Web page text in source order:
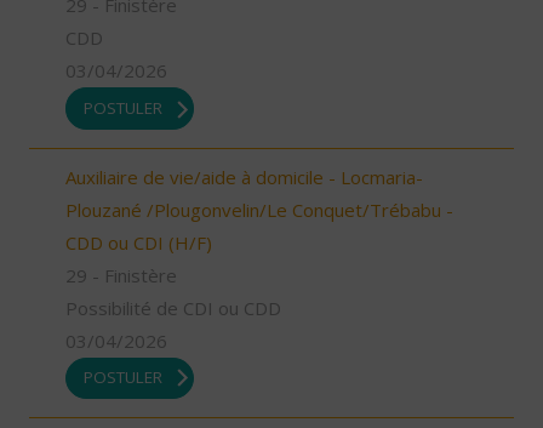
29 - Finistère
CDD
03/04/2026
POSTULER
Auxiliaire de vie/aide à domicile - Locmaria-
Plouzané /Plougonvelin/Le Conquet/Trébabu -
CDD ou CDI (H/F)
29 - Finistère
Possibilité de CDI ou CDD
03/04/2026
POSTULER